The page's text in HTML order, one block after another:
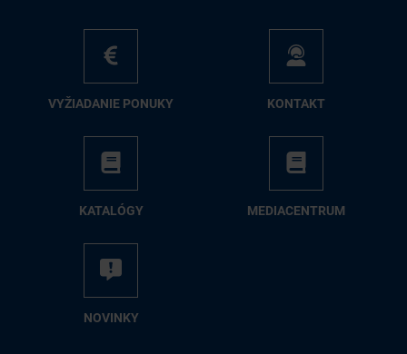
VY­ŽIA­DA­NIE PO­NU­KY KON­TAKT
KA­TA­LÓ­GY ME­DIA­CEN­TRUM
NO­VIN­KY